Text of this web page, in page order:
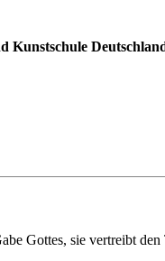
Kunstschule
Gottes, sie vertreibt